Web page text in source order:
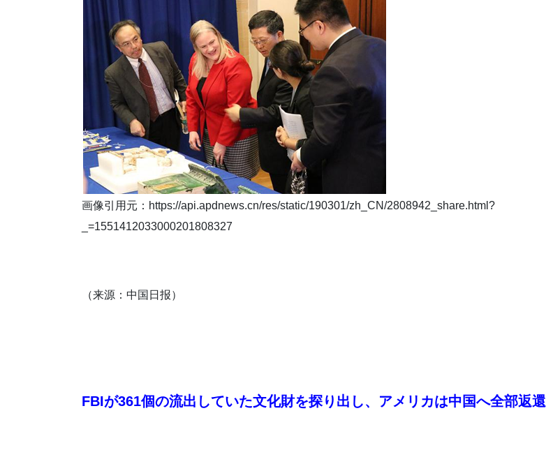
画像引用元：https://api.apdnews.cn/res/static/190301/zh_CN/2808942_share.html?
_=1551412033000201808327
（来源：中国日报）
FBIが361個の流出していた文化財を探り出し、アメリカは中国へ全部返還